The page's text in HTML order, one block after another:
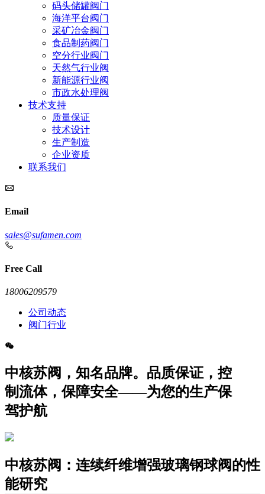
码头储罐阀门
海洋平台阀门
采矿冶金阀门
食品制药阀门
空分行业阀门
天然气行业阀
新能源行业阀
市政水处理阀
技术支持
质量保证
技术设计
生产制造
企业资质
联系我们
Email
sales@sufamen.com
Free Call
18006209579
公司动态
阀门行业
中核苏阀，知名品牌。品质保证，控
制流体，保障安全——为您的生产保
驾护航
中核苏阀：连续纤维增强玻璃钢球阀的性
能研究